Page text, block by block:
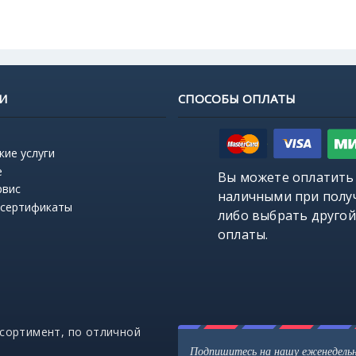
услуги
СПОСОБЫ ОПЛАТЫ
Вы можете
наличными при
либо выбрать
оплаты.
по отличной
Подпишитесь на нашу